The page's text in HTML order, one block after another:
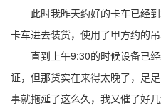
此时我昨天约好的卡车已经
卡车进去装货，使用了甲方约的
直到上午9:30的时候设备已
证，但那货实在来得太晚了，足
事就拖延了这么久，我又催了好几